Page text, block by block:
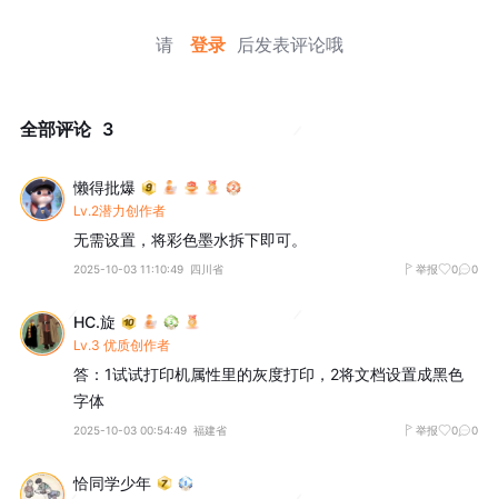
请 登录 后发表评论哦
全部评论 3
懒得批爆
Lv.2潜力创作者
无需设置，将彩色墨水拆下即可。
2025-10-03 11:10:49 四川省 举报 0 0
HC.旋
Lv.3 优质创作者
答：1试试打印机属性里的灰度打印，2将文档设置成黑色
字体
2025-10-03 00:54:49 福建省 举报 0 0
恰同学少年